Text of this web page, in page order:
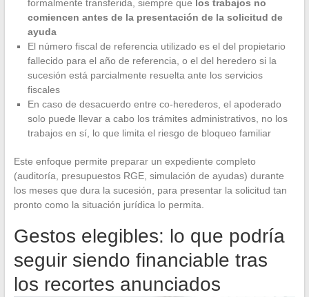
formalmente transferida, siempre que los trabajos no
comiencen antes de la presentación de la solicitud de
ayuda
El número fiscal de referencia utilizado es el del propietario
fallecido para el año de referencia, o el del heredero si la
sucesión está parcialmente resuelta ante los servicios
fiscales
En caso de desacuerdo entre co-herederos, el apoderado
solo puede llevar a cabo los trámites administrativos, no los
trabajos en sí, lo que limita el riesgo de bloqueo familiar
Este enfoque permite preparar un expediente completo
(auditoría, presupuestos RGE, simulación de ayudas) durante
los meses que dura la sucesión, para presentar la solicitud tan
pronto como la situación jurídica lo permita.
Gestos elegibles: lo que podría
seguir siendo financiable tras
los recortes anunciados